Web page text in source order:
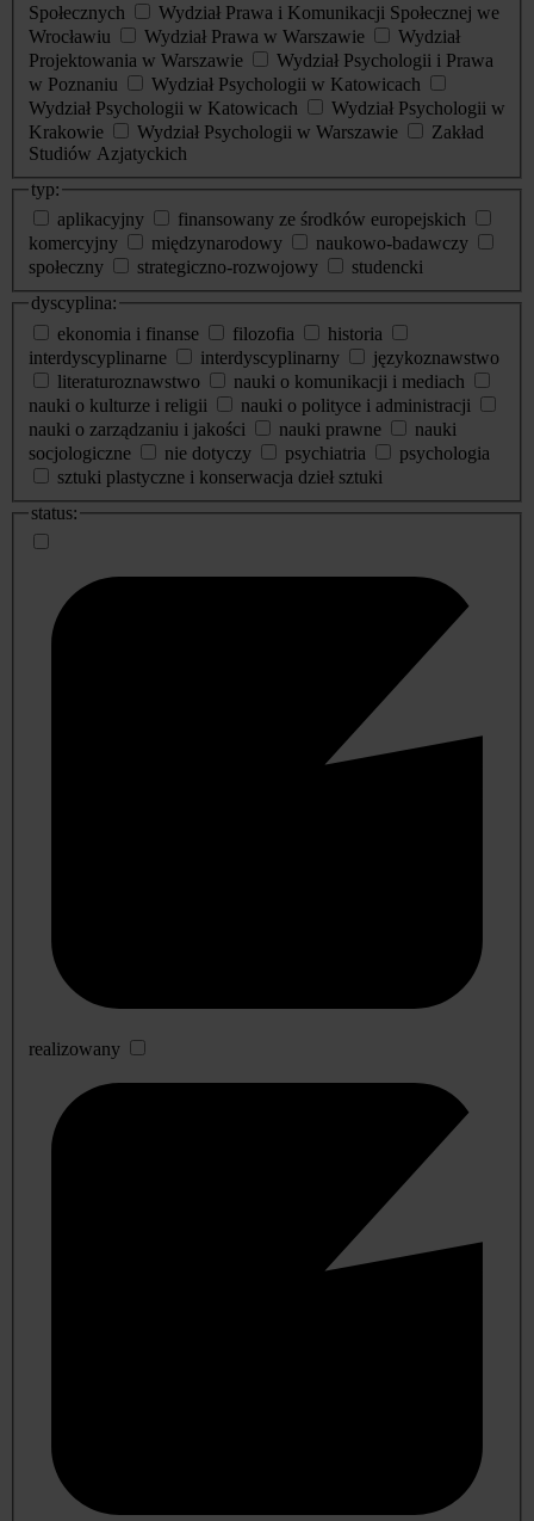
Społecznych
Wydział Prawa i Komunikacji Społecznej we
Wrocławiu
Wydział Prawa w Warszawie
Wydział
Projektowania w Warszawie
Wydział Psychologii i Prawa
w Poznaniu
Wydział Psychologii w Katowicach
Wydział Psychologii w Katowicach
Wydział Psychologii w
Krakowie
Wydział Psychologii w Warszawie
Zakład
Studiów Azjatyckich
typ:
aplikacyjny
finansowany ze środków europejskich
komercyjny
międzynarodowy
naukowo-badawczy
społeczny
strategiczno-rozwojowy
studencki
dyscyplina:
ekonomia i finanse
filozofia
historia
interdyscyplinarne
interdyscyplinarny
językoznawstwo
literaturoznawstwo
nauki o komunikacji i mediach
nauki o kulturze i religii
nauki o polityce i administracji
nauki o zarządzaniu i jakości
nauki prawne
nauki
socjologiczne
nie dotyczy psychiatria
psychologia
sztuki plastyczne i konserwacja dzieł sztuki
status:
realizowany